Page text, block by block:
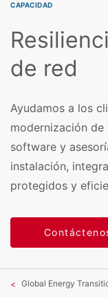
CAPACIDAD
de red
Ayudamos a los
modernización de
software y
instalación,
protegidos y
Global Energy